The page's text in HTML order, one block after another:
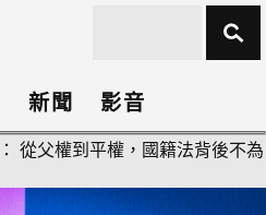
新聞 影音
從父權到平權，國籍法背後不為